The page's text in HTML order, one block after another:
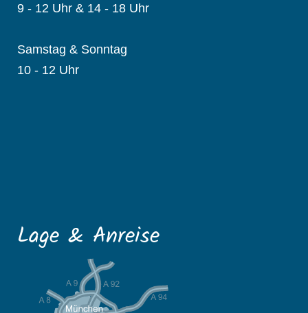
9 - 12 Uhr & 14 - 18 Uhr
Samstag & Sonntag
10 - 12 Uhr
Lage & Anreise